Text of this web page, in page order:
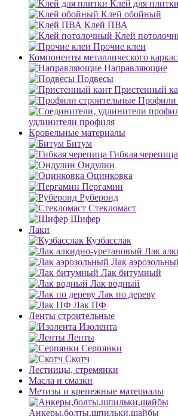
Клей для плитки
Клей обойный
Клей ПВА
Клей
Прочие клеи
Компоненты металлического
Направляющие
Подвесы
Пристенный
Профили
удлинители профиля
Кровельные материалы
Битум
Гибкая черепица
Ондулин
Оцинковка
Пергамин
Рубероид
Стекломаст
Шифер
Лаки
Кузбасслак
Лак
Лак
Лак битумный
Лак водный
Лак по дереву
Лак ПФ
Ленты строительные
Изолента
Ленты
Серпянки
Скотч
Лестницы, стремянки
Масла и смазки
Метизы и крепежные материалы
Анкеры,болты,шпильки,шайбы